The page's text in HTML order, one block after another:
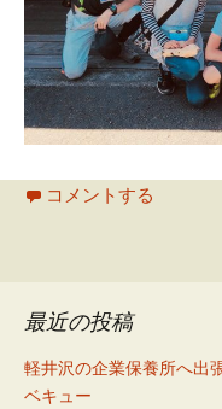
コメントする
最近の投稿
軽井沢の企業保養所へ出
ベキュー